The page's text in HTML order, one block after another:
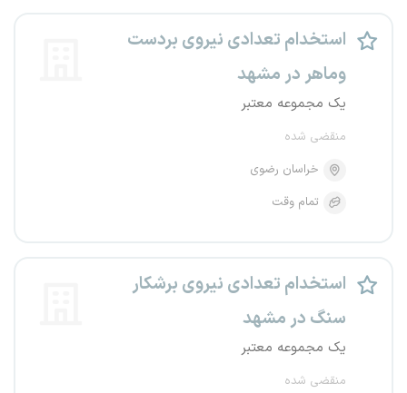
استخدام تعدادی نیروی بردست
وماهر در مشهد
یک مجموعه معتبر
منقضی شده
خراسان رضوی
تمام وقت
استخدام تعدادی نیروی برشکار
سنگ در مشهد
یک مجموعه معتبر
منقضی شده